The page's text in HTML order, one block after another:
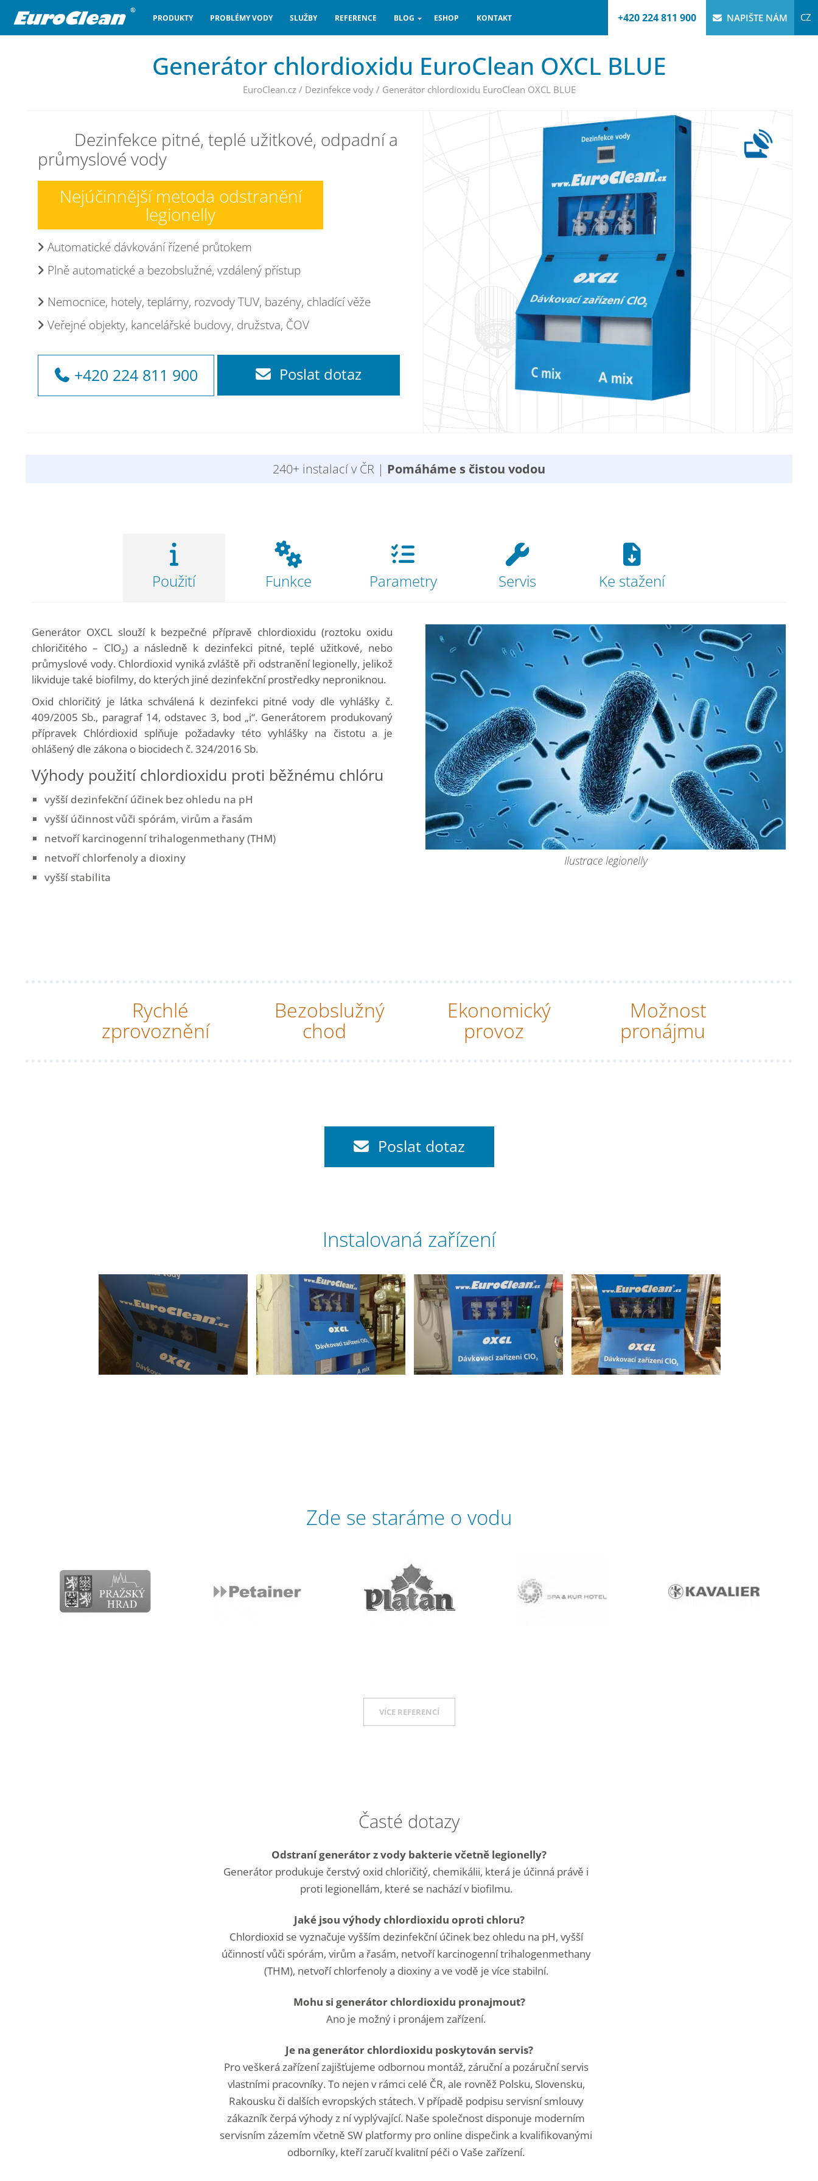
PRODUKTY PROBLÉMY VODY SLUŽBY REFERENCE BLOG ESHOP KONTAKT CZ
NAPIŠTE NÁM
+420 224 811 900
Generátor chlordioxidu EuroClean OXCL BLUE
EuroClean.cz/ Dezinfekce vody/ Generátor chlordioxidu EuroClean OXCL BLUE
Dezinfekce pitné, teplé užitkové, odpadní a
průmyslové vody
Nejúčinnější metoda odstranění
legionelly
Automatické dávkování řízené průtokem
Plně automatické a bezobslužné, vzdálený přístup
Nemocnice, hotely, teplárny, rozvody TUV, bazény, chladící věže
Veřejné objekty, kancelářské budovy, družstva, ČOV
+420 224 811 900 Poslat dotaz
240+ instalací v ČR | Pomáháme s čistou vodou
Použití Funkce Parametry Servis Ke stažení
Generátor OXCL slouží k bezpečné přípravě chlordioxidu (roztoku oxidu
chloričitého – ClO2) a následně k dezinfekci pitné, teplé užitkové, nebo
průmyslové vody. Chlordioxid vyniká zvláště při odstranění legionelly, jelikož
likviduje také biofilmy, do kterých jiné dezinfekční prostředky neproniknou.
Oxid chloričitý je látka schválená k dezinfekci pitné vody dle vyhlášky č.
409/2005 Sb., paragraf 14, odstavec 3, bod „i“. Generátorem produkovaný
přípravek Chlórdioxid splňuje požadavky této vyhlášky na čistotu a je
ohlášený dle zákona o biocidech č. 324/2016 Sb.
Výhody použití chlordioxidu proti běžnému chlóru
vyšší dezinfekční účinek bez ohledu na pH
vyšší účinnost vůči spórám, virům a řasám
netvoří karcinogenní trihalogenmethany (THM)
netvoří chlorfenoly a dioxiny
vyšší stabilita
Ilustrace legionelly
Rychlé
zprovoznění
Bezobslužný
chod
Ekonomický
provoz
Možnost
pronájmu
Poslat dotaz
Instalovaná zařízení
Zde se staráme o vodu
VÍCE REFERENCÍ
Časté dotazy
Odstraní generátor z vody bakterie včetně legionelly?
Generátor produkuje čerstvý oxid chloričitý, chemikálii, která je účinná právě i
proti legionellám, které se nachází v biofilmu.
Jaké jsou výhody chlordioxidu oproti chloru?
Chlordioxid se vyznačuje vyšším dezinfekční účinek bez ohledu na pH, vyšší
účinností vůči spórám, virům a řasám, netvoří karcinogenní trihalogenmethany
(THM), netvoří chlorfenoly a dioxiny a ve vodě je více stabilní.
Mohu si generátor chlordioxidu pronajmout?
Ano je možný i pronájem zařízení.
Je na generátor chlordioxidu poskytován servis?
Pro veškerá zařízení zajišťujeme odbornou montáž, záruční a pozáruční servis
vlastními pracovníky. To nejen v rámci celé ČR, ale rovněž Polsku, Slovensku,
Rakousku či dalších evropských státech. V případě podpisu servisní smlouvy
zákazník čerpá výhody z ní vyplývající. Naše společnost disponuje moderním
servisním zázemím včetně SW platformy pro online dispečink a kvalifikovanými
odborníky, kteří zaručí kvalitní péči o Vaše zařízení.